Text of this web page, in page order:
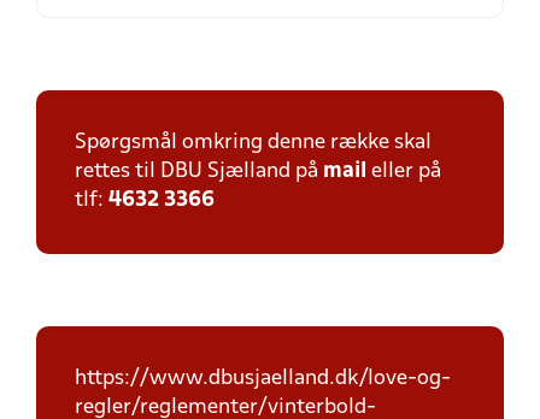
Spørgsmål omkring denne række skal
rettes til DBU Sjælland på mail eller på
tlf: 4632 3366
https://www.dbusjaelland.dk/love-og-
regler/reglementer/vinterbold-